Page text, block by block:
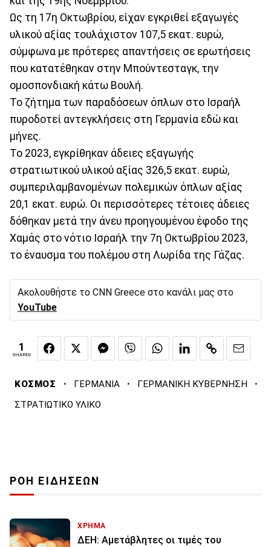
Ως τη 17η Οκτωβρίου, είχαν εγκριθεί εξαγωγές
υλικού αξίας τουλάχιστον 107,5 εκατ. ευρώ,
σύμφωνα με πρότερες απαντήσεις σε ερωτήσεις
που κατατέθηκαν στην Μπούντεσταγκ, την
ομοσπονδιακή κάτω Βουλή.
Το ζήτημα των παραδόσεων όπλων στο Ισραήλ
πυροδοτεί αντεγκλήσεις στη Γερμανία εδώ και
μήνες.
Το 2023, εγκρίθηκαν άδειες εξαγωγής
στρατιωτικού υλικού αξίας 326,5 εκατ. ευρώ,
συμπεριλαμβανομένων πολεμικών όπλων αξίας
20,1 εκατ. ευρώ. Οι περισσότερες τέτοιες άδειες
δόθηκαν μετά την άνευ προηγουμένου έφοδο της
Χαμάς στο νότιο Ισραήλ την 7η Οκτωβρίου 2023,
το έναυσμα του πολέμου στη Λωρίδα της Γάζας.
Ακολουθήστε το CNN Greece στο κανάλι μας στο
YouTube
1
SHARES
ΚΟΣΜΟΣ · ΓΕΡΜΑΝΙΑ · ΓΕΡΜΑΝΙΚΗ ΚΥΒΕΡΝΗΣΗ ·
ΣΤΡΑΤΙΩΤΙΚΟ ΥΛΙΚΟ
ΡΟΗ ΕΙΔΗΣΕΩΝ
ΧΡΗΜΑ
ΔΕΗ: Αμετάβλητες οι τιμές του